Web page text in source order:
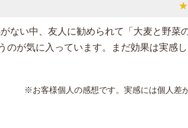
ない中、友人に勧められて「大麦と野菜
のが気に入っています。まだ効果は実感
※お客様個人の感想です。実感には個人差